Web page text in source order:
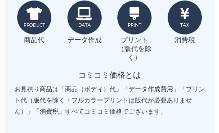
PRODUCT
商品代
DATA
データ作成
PRINT
プリント
（版代を除
く）
TAX
消費税
コミコミ価格とは
お見積り商品は「商品（ボディ）代」「データ作成費用」「プリン
ト代（版代を除く・フルカラープリントは版代が必要ありませ
ん）」「消費税」すべてコミコミ価格でございます。